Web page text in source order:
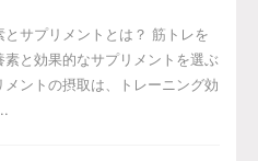
サプリメントとは？ 筋トレを
と効果的なサプリメントを選ぶ
ントの摂取は、トレーニング効